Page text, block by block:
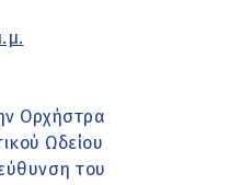
Ορχήστρα
Ωδείου
του